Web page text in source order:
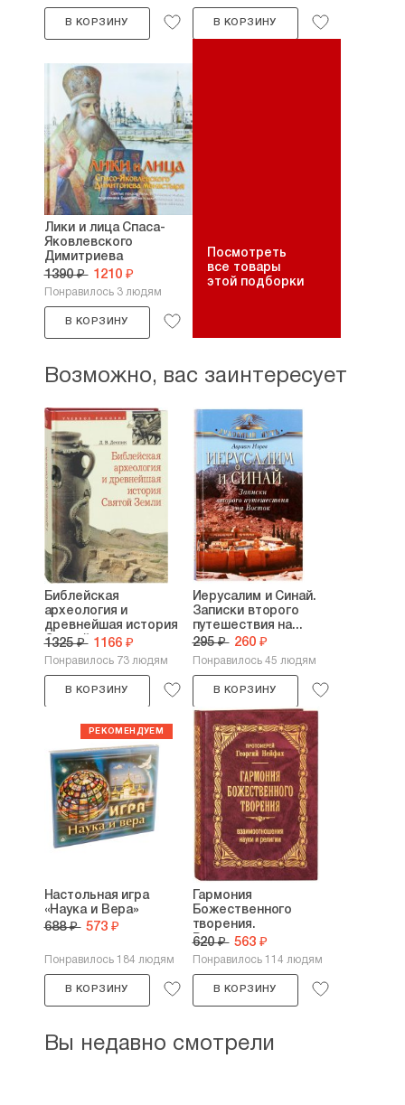
В КОРЗИНУ В КОРЗИНУ
Лики и лица Спаса-
Яковлевского
Димитриева
монастыря....
1390 ₽ 1210 ₽
Понравилось 3 людям
В КОРЗИНУ
Посмотреть
все товары
этой подборки
Возможно, вас заинтересует
Библейская
археология и
древнейшая история
Святой...
1325 ₽ 1166 ₽
Понравилось 73 людям
В КОРЗИНУ
Иерусалим и Синай.
Записки второго
путешествия на...
295 ₽ 260 ₽
Понравилось 45 людям
В КОРЗИНУ
Настольная игра
«Наука и Вера»
688 ₽ 573 ₽
Понравилось 184 людям
В КОРЗИНУ
Гармония
Божественного
творения.
Взаимоотношения...
620 ₽ 563 ₽
Понравилось 114 людям
В КОРЗИНУ
Вы недавно смотрели